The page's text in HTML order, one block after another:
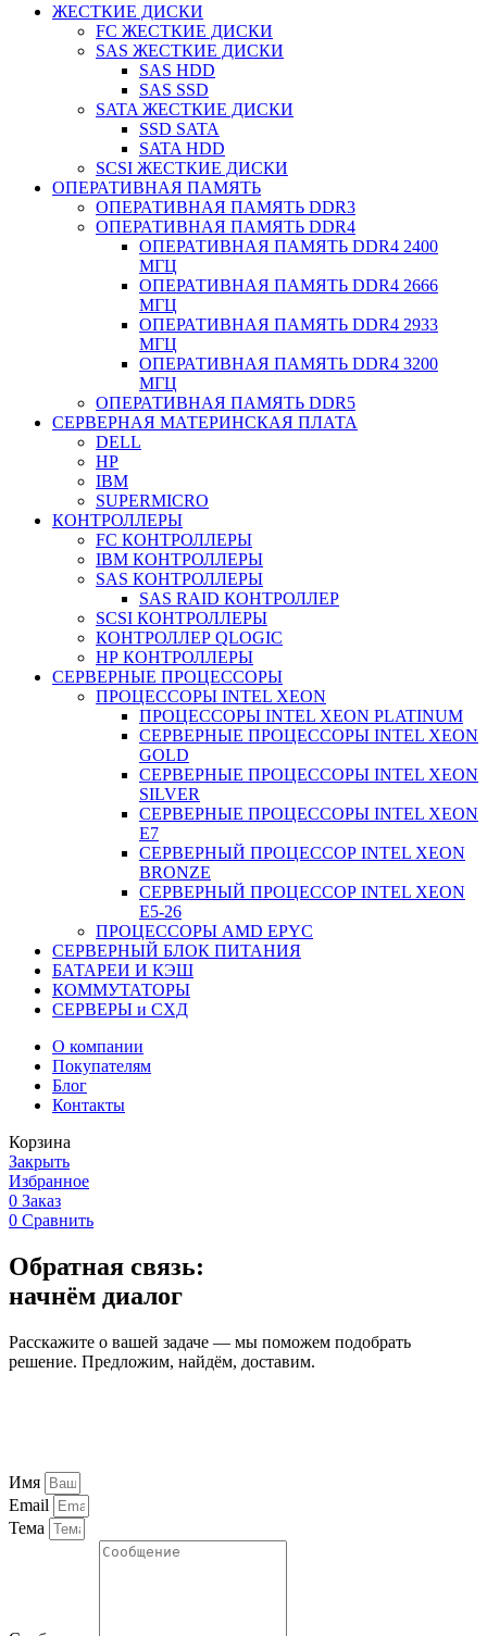
ЖЕСТКИЕ ДИСКИ
FC ЖЕСТКИЕ ДИСКИ
SAS ЖЕСТКИЕ ДИСКИ
SAS HDD
SAS SSD
SATA ЖЕСТКИЕ ДИСКИ
SSD SATA
SATA HDD
SCSI ЖЕСТКИЕ ДИСКИ
ОПЕРАТИВНАЯ ПАМЯТЬ
ОПЕРАТИВНАЯ ПАМЯТЬ DDR3
ОПЕРАТИВНАЯ ПАМЯТЬ DDR4
ОПЕРАТИВНАЯ ПАМЯТЬ DDR4 2400
МГЦ
ОПЕРАТИВНАЯ ПАМЯТЬ DDR4 2666
МГЦ
ОПЕРАТИВНАЯ ПАМЯТЬ DDR4 2933
МГЦ
ОПЕРАТИВНАЯ ПАМЯТЬ DDR4 3200
МГЦ
ОПЕРАТИВНАЯ ПАМЯТЬ DDR5
СЕРВЕРНАЯ МАТЕРИНСКАЯ ПЛАТА
DELL
HP
IBM
SUPERMICRO
КОНТРОЛЛЕРЫ
FC КОНТРОЛЛЕРЫ
IBM КОНТРОЛЛЕРЫ
SAS КОНТРОЛЛЕРЫ
SAS RAID КОНТРОЛЛЕР
SCSI КОНТРОЛЛЕРЫ
КОНТРОЛЛЕР QLOGIC
НР КОНТРОЛЛЕРЫ
СЕРВЕРНЫЕ ПРОЦЕССОРЫ
ПРОЦЕССОРЫ INTEL XEON
ПРОЦЕССОРЫ INTEL XEON PLATINUM
СЕРВЕРНЫЕ ПРОЦЕССОРЫ INTEL XEON
GOLD
СЕРВЕРНЫЕ ПРОЦЕССОРЫ INTEL XEON
SILVER
СЕРВЕРНЫЕ ПРОЦЕССОРЫ INTEL XEON
Е7
СЕРВЕРНЫЙ ПРОЦЕССОР INTEL XEON
BRONZE
СЕРВЕРНЫЙ ПРОЦЕССОР INTEL XEON
Е5-26
ПРОЦЕССОРЫ AMD EPYC
СЕРВЕРНЫЙ БЛОК ПИТАНИЯ
БАТАРЕИ И КЭШ
КОММУТАТОРЫ
СЕРВЕРЫ и СХД
О компании
Покупателям
Блог
Контакты
Корзина
Закрыть
Избранное
0 Заказ
0 Сравнить
Обратная связь:
начнём диалог
Расскажите о вашей задаче — мы поможем подобрать
решение. Предложим, найдём, доставим.
Имя
Email
Тема